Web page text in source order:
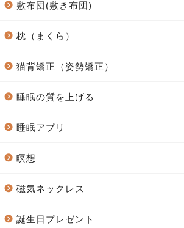
敷布団(敷き布団)
枕（まくら）
猫背矯正（姿勢矯正）
睡眠の質を上げる
睡眠アプリ
瞑想
磁気ネックレス
誕生日プレゼント